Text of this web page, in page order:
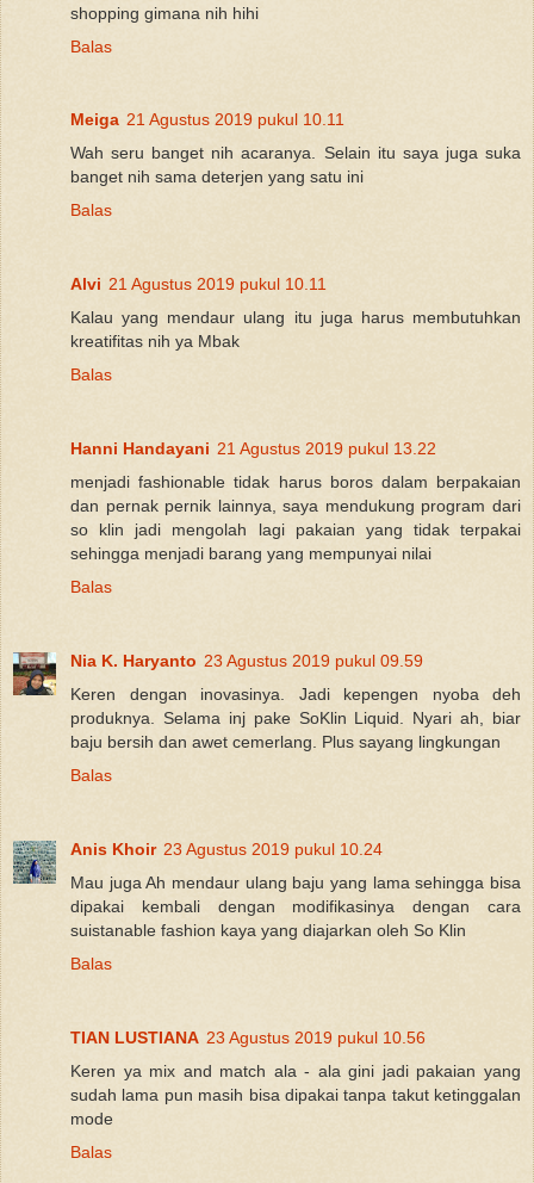
shopping gimana nih hihi
Balas
Meiga 21 Agustus 2019 pukul 10.11
Wah seru banget nih acaranya. Selain itu saya juga suka
banget nih sama deterjen yang satu ini
Balas
Alvi 21 Agustus 2019 pukul 10.11
Kalau yang mendaur ulang itu juga harus membutuhkan
kreatifitas nih ya Mbak
Balas
Hanni Handayani 21 Agustus 2019 pukul 13.22
menjadi fashionable tidak harus boros dalam berpakaian
dan pernak pernik lainnya, saya mendukung program dari
so klin jadi mengolah lagi pakaian yang tidak terpakai
sehingga menjadi barang yang mempunyai nilai
Balas
Nia K. Haryanto 23 Agustus 2019 pukul 09.59
Keren dengan inovasinya. Jadi kepengen nyoba deh
produknya. Selama inj pake SoKlin Liquid. Nyari ah, biar
baju bersih dan awet cemerlang. Plus sayang lingkungan
Balas
Anis Khoir 23 Agustus 2019 pukul 10.24
Mau juga Ah mendaur ulang baju yang lama sehingga bisa
dipakai kembali dengan modifikasinya dengan cara
suistanable fashion kaya yang diajarkan oleh So Klin
Balas
TIAN LUSTIANA 23 Agustus 2019 pukul 10.56
Keren ya mix and match ala - ala gini jadi pakaian yang
sudah lama pun masih bisa dipakai tanpa takut ketinggalan
mode
Balas